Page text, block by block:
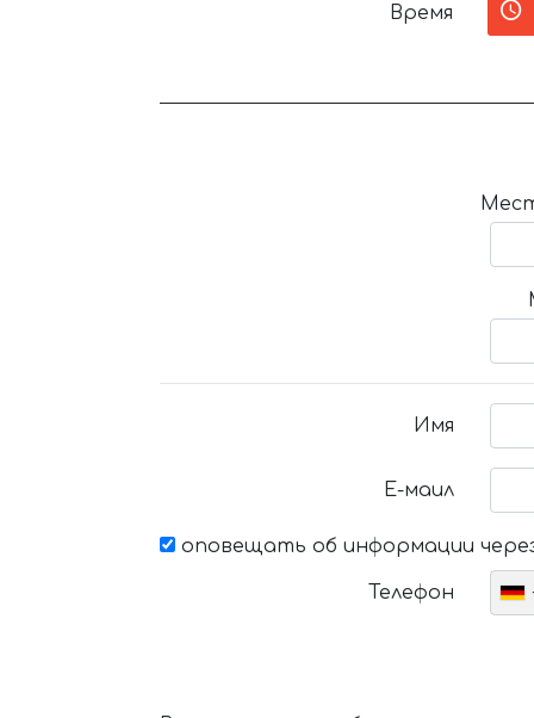
Время
Имя
Е-маил
оповещать об информации
Телефон